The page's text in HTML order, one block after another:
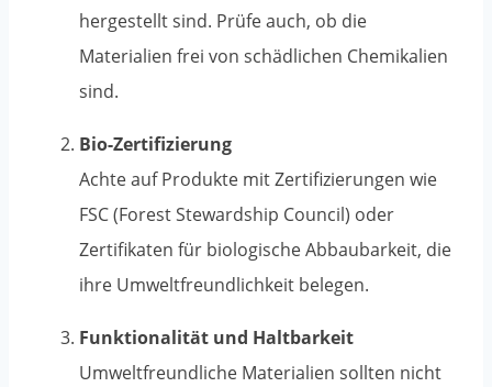
hergestellt sind. Prüfe auch, ob die
Materialien frei von schädlichen Chemikalien
sind.
Bio-Zertifizierung
Achte auf Produkte mit Zertifizierungen wie
FSC (Forest Stewardship Council) oder
Zertifikaten für biologische Abbaubarkeit, die
ihre Umweltfreundlichkeit belegen.
Funktionalität und Haltbarkeit
Umweltfreundliche Materialien sollten nicht